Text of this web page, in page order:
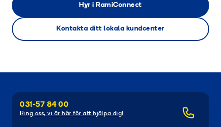
Hyr i RamiConnect
Kontakta ditt lokala kundcenter
031-57 84 00
Ring oss, vi är här för att hjälpa dig!